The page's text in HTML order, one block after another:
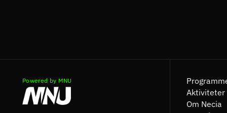
Powered by MNU
Aktiviteter
Om Necia